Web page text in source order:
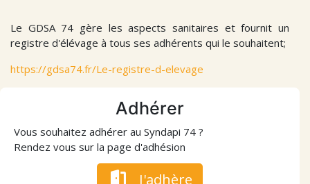
Le GDSA 74 gère les aspects sanitaires et fournit un
registre d'élévage à tous ses adhérents qui le souhaitent;
https://gdsa74.fr/Le-registre-d-elevage
Adhérer
Vous souhaitez adhérer au Syndapi 74 ?
Rendez vous sur la page d'adhésion
J'adhère